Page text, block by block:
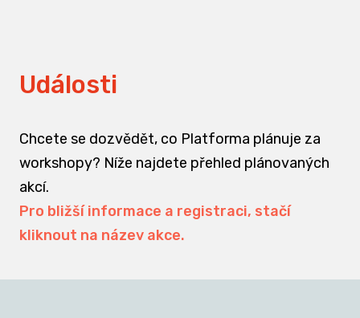
Události
Chcete se dozvědět, co Platforma plánuje za
workshopy? Níže najdete přehled plánovaných
akcí.
Pro bližší informace a registraci, stačí
kliknout na název akce.